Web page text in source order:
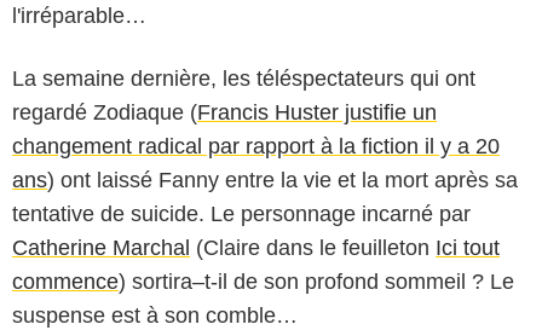
l'irréparable…
La semaine dernière, les téléspectateurs qui ont
regardé Zodiaque (Francis Huster justifie un
changement radical par rapport à la fiction il y a 20
ans) ont laissé Fanny entre la vie et la mort après sa
tentative de suicide. Le personnage incarné par
Catherine Marchal (Claire dans le feuilleton Ici tout
commence) sortira–t-il de son profond sommeil ? Le
suspense est à son comble…